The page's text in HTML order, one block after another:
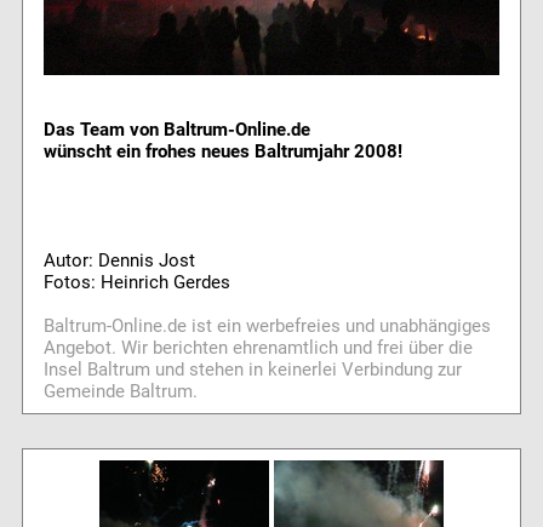
Das Team von Baltrum-Online.de
wünscht ein frohes neues Baltrumjahr 2008!
Autor: Dennis Jost
Fotos: Heinrich Gerdes
Baltrum-Online.de ist ein werbefreies und unabhängiges
Angebot. Wir berichten ehrenamtlich und frei über die
Insel Baltrum und stehen in keinerlei Verbindung zur
Gemeinde Baltrum.